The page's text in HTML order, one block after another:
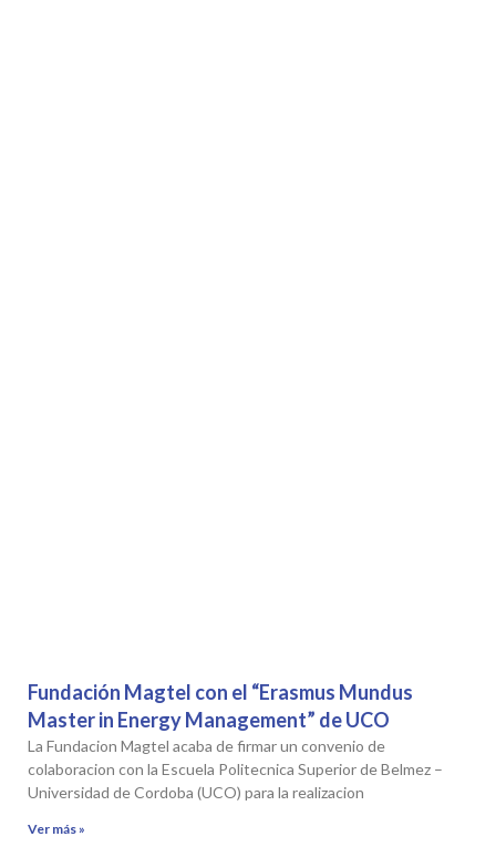
Fundación Magtel con el “Erasmus Mundus
Master in Energy Management” de UCO
La Fundacion Magtel acaba de firmar un convenio de
colaboracion con la Escuela Politecnica Superior de Belmez –
Universidad de Cordoba (UCO) para la realizacion
Ver más »